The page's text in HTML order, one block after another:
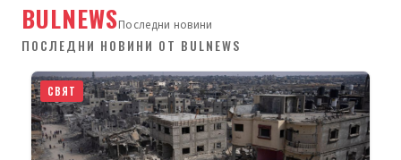
BULNEWSПоследни новини
ПОСЛЕДНИ НОВИНИ ОТ BULNEWS
СВЯТ